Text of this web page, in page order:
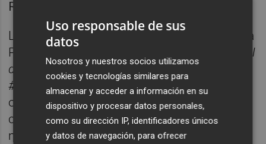
Regina José GalindoKubra Khademi
La castellonense
(Castellón de la
Plana, 1963) también formará parte del
Árbol
de la rabiacon el proyecto audiovisual
#Cuerpos en Rebeldía.La creadora presenta
ocho fotografías en las que aparece el
cuerpo oculto y amordazado de diferentes
mujeres, que son a su vez asfixiadas por las
Uso responsable de sus
datos
Nosotros y nuestros socios utilizamos
cookies y tecnologías similares para
almacenar y acceder a información en su
dispositivo y procesar datos personales,
como su dirección IP, identificadores únicos
y datos de navegación, para ofrecer